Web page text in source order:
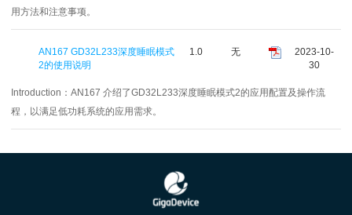
用方法和注意事项。
AN167 GD32L233深度睡眠模式
2的使用说明
1.0 无
2023-10-
30
Introduction： AN167 介绍了GD32L233深度睡眠模式2的应用配置及操作流
程，以满足低功耗系统的应用需求。